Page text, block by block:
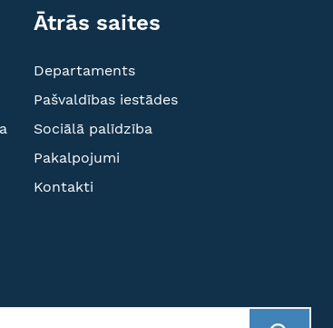
Ātrās saites
Departaments
Pašvaldības iestādes
Sociālā palīdzība
Pakalpojumi
Kontakti